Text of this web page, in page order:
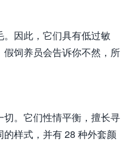
因此，它们具有低过敏
饲养员会告诉你不然，所
。它们性情平衡，擅长寻
样式，并有 28 种外套颜